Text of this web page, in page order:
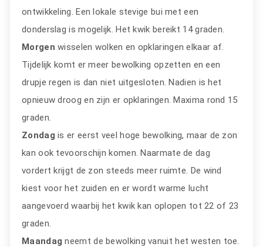
ontwikkeling. Een lokale stevige bui met een
donderslag is mogelijk. Het kwik bereikt 14 graden.
Morgenwisselen wolken en opklaringen elkaar af.
Tijdelijk komt er meer bewolking opzetten en een
drupje regen is dan niet uitgesloten. Nadien is het
opnieuw droog en zijn er opklaringen. Maxima rond 15
graden.
Zondagis er eerst veel hoge bewolking, maar de zon
kan ook tevoorschijn komen. Naarmate de dag
vordert krijgt de zon steeds meer ruimte. De wind
kiest voor het zuiden en er wordt warme lucht
aangevoerd waarbij het kwik kan oplopen tot 22 of 23
graden.
Maandagneemt de bewolking vanuit het westen toe.